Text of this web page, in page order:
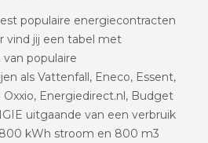
populaire energiecontracten
vind jij een tabel met
populaire
als Vattenfall, Eneco, Essent,
Oxxio, Energiedirect.nl, Budget
uitgaande van een verbruik
kWh stroom en 800 m3